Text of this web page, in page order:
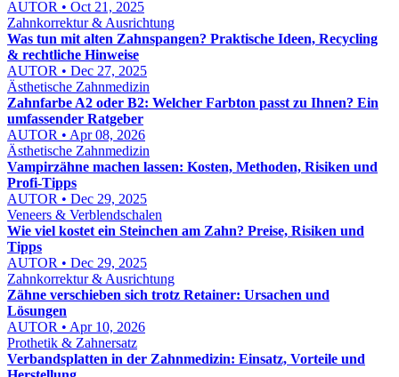
AUTOR • Oct 21, 2025
Zahnkorrektur & Ausrichtung
Was tun mit alten Zahnspangen? Praktische Ideen, Recycling
& rechtliche Hinweise
AUTOR • Dec 27, 2025
Ästhetische Zahnmedizin
Zahnfarbe A2 oder B2: Welcher Farbton passt zu Ihnen? Ein
umfassender Ratgeber
AUTOR • Apr 08, 2026
Ästhetische Zahnmedizin
Vampirzähne machen lassen: Kosten, Methoden, Risiken und
Profi-Tipps
AUTOR • Dec 29, 2025
Veneers & Verblendschalen
Wie viel kostet ein Steinchen am Zahn? Preise, Risiken und
Tipps
AUTOR • Dec 29, 2025
Zahnkorrektur & Ausrichtung
Zähne verschieben sich trotz Retainer: Ursachen und
Lösungen
AUTOR • Apr 10, 2026
Prothetik & Zahnersatz
Verbandsplatten in der Zahnmedizin: Einsatz, Vorteile und